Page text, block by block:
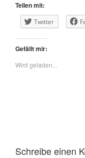
Teilen mit:
Twitter
Gefällt mir:
Wird geladen...
Schreibe einen